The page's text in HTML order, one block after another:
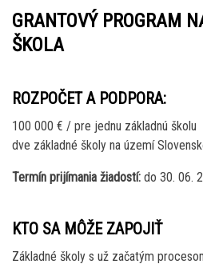
GRANTOVÝ PROGRAM
ŠKOLA
ROZPOČET A PODPORA:
100 000 € / pre jednu základnú školu
dve základné školy na území
Termín prijímania žiadostí: do 30. 06.
KTO SA MÔŽE ZAPOJIŤ
Základné školy s už začatým